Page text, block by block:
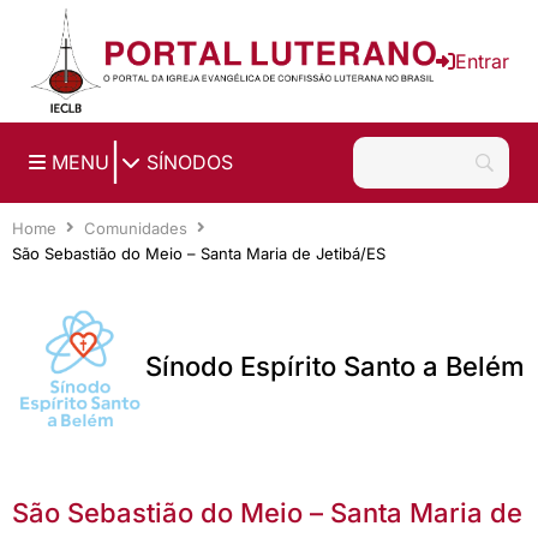
Ir para o conteúdo principal
Entrar
MENU SÍNODOS
Home
Comunidades
São Sebastião do Meio – Santa Maria de Jetibá/ES
Sínodo Espírito Santo a Belém
São Sebastião do Meio – Santa Maria de